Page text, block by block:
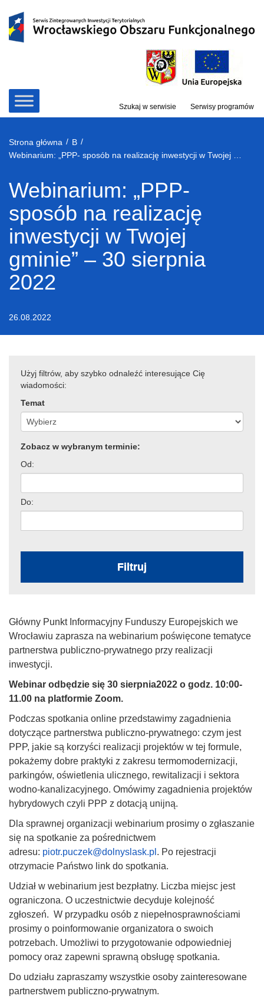
treści
Szukaj w serwisie Serwisy programów
Strona główna / B /
Webinarium: „PPP-
sposób na realizację
inwestycji w Twojej
gminie” – 30 sierpnia
2022
26.08.2022
Użyj filtrów, aby szybko odnaleźć interesujące Cię
wiadomości:
Temat
Zobacz w wybranym terminie:
Od:
Do:
Filtruj
Główny Punkt Informacyjny Funduszy Europejskich we
Wrocławiu zaprasza na webinarium poświęcone tematyce
partnerstwa publiczno-prywatnego przy realizacji
inwestycji.
Webinar odbędzie się 30 sierpnia2022 o godz. 10:00-
11.00 na platformie Zoom.
Podczas spotkania online przedstawimy zagadnienia
dotyczące partnerstwa publiczno-prywatnego: czym jest
PPP, jakie są korzyści realizacji projektów w tej formule,
pokażemy dobre praktyki z zakresu termomodernizacji,
parkingów, oświetlenia ulicznego, rewitalizacji i sektora
wodno-kanalizacyjnego. Omówimy zagadnienia projektów
hybrydowych czyli PPP z dotacją unijną.
Dla sprawnej organizacji webinarium prosimy o zgłaszanie
się na spotkanie za pośrednictwem
adresu: piotr.puczek@dolnyslask.pl . Po rejestracji
otrzymacie Państwo link do spotkania.
Udział w webinarium jest bezpłatny. Liczba miejsc jest
ograniczona. O uczestnictwie decyduje kolejność
zgłoszeń. W przypadku osób z niepełnosprawnościami
prosimy o poinformowanie organizatora o swoich
potrzebach. Umożliwi to przygotowanie odpowiedniej
pomocy oraz zapewni sprawną obsługę spotkania.
Do udziału zapraszamy wszystkie osoby zainteresowane
partnerstwem publiczno-prywatnym.